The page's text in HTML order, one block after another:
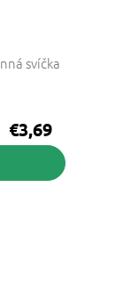
svíčka
€3,69